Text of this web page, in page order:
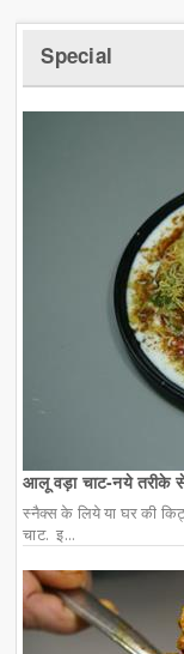
Special
आलू वड़ा चाट-नये तरीके
स्नैक्स के लिये या घर की
चाट. इ...